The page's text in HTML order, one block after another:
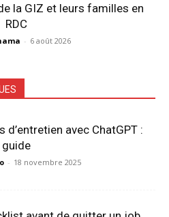
la GIZ et leurs familles en
RDC
- 6 août 2026
d’entretien avec ChatGPT :
guide
- 18 novembre 2025